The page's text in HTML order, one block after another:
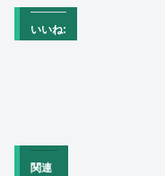
いいね:
関連